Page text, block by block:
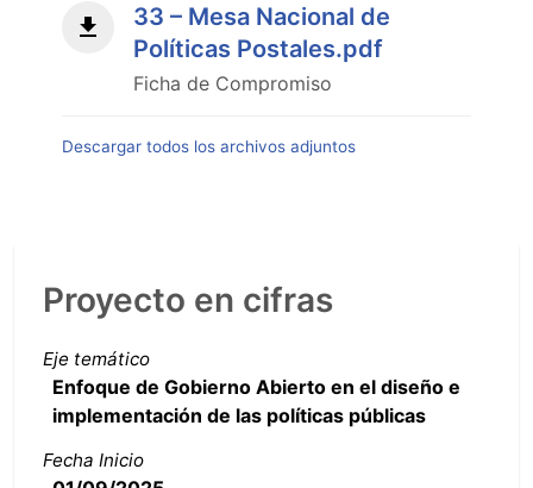
33 – Mesa Nacional de
Políticas Postales.pdf
Ficha de Compromiso
Descargar todos los archivos adjuntos
Proyecto en cifras
Eje temático
Enfoque de Gobierno Abierto en el diseño e
implementación de las políticas públicas
Fecha Inicio